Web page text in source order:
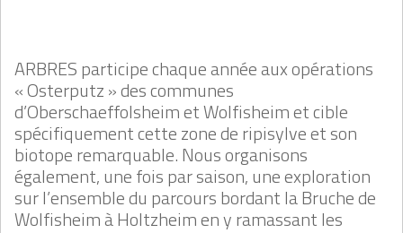
ARBRES participe chaque année aux opérations
« Osterputz » des communes
d’Oberschaeffolsheim et Wolfisheim et cible
spécifiquement cette zone de ripisylve et son
biotope remarquable. Nous organisons
également, une fois par saison, une exploration
sur l’ensemble du parcours bordant la Bruche de
Wolfisheim à Holtzheim en y ramassant les